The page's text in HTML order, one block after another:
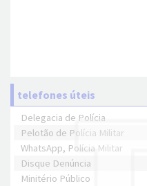
telefones úteis
Delegacia de Polícia
Pelotão de Polícia Militar
WhatsApp, Polícia Militar
Disque Denúncia
Minitério Público